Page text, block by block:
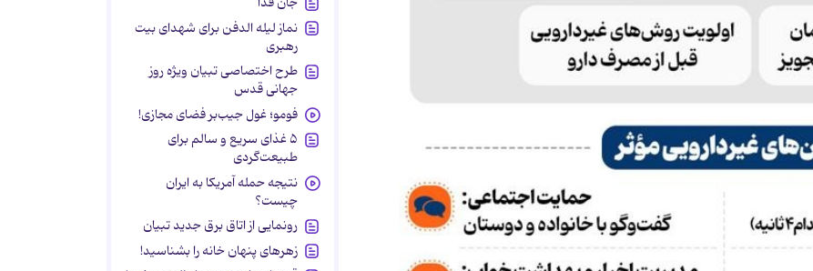
نماز لیله الدفن برای شهدای بیت
رهبری
طرح اختصاصی تبیان ویژه روز
جهانی قدس
فومو؛ غول جیب‌بر فضای مجازی!
۵ غذای سریع و سالم برای
طبیعت‌گردی
نتیجه حمله آمریکا به ایران
چیست؟
رونمایی از اتاق برق جدید تبیان
زهرهای پنهان خانه را بشناسید!